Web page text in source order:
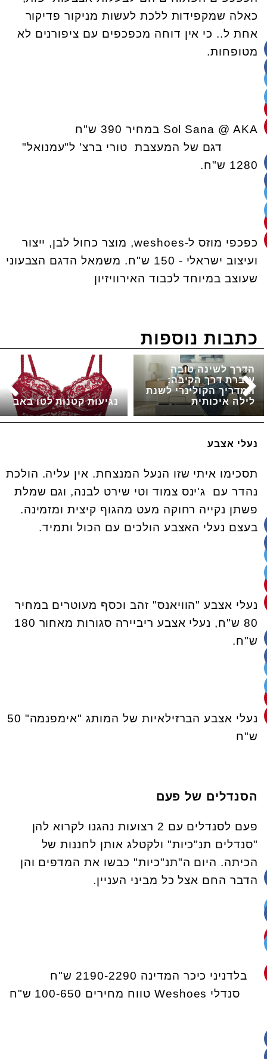
כאלה שמקפידות ללכת לעשות מניקור פדיקור
אחת ל.. כי אין דוחה מכפכפים עם ציפורנים לא
מטופחות.
Sol Sana @ AKA במחיר 390 ש"ח
דגם של המעצבת טורי ברצ' ל"עמנואל"
1280 ש"ח.
כפכפי מוזס ל-weshoes, מוצר כחול לבן, ייצור
ועיצוב ישראלי - 150 ש"ח. משמאל הדגם הצבעוני
שעוצב במיוחד לכבוד האירוויזיון
כתבות נוספות
נגיעות קטנות לטו באב
הדרך לשינה טובה
עוברת דרך הקיבה:
המדריך הקולינרי לשנת
לילה איכותית
נעלי אצבע
תסכימו איתי שזו הנעל המנצחת. אין עליה. הולכת
נהדר עם ג'ינס צמוד וטי שירט לבנה, וגם שמלת
פשתן נקייה רחוקה מעט מהגוף קיצית ומזמינה.
בעצם נעלי האצבע הולכים עם הכול ותמיד.
נעלי אצבע "הוויאנס" זהב וכסף מעוטרים במחיר
80 ש"ח, נעלי אצבע ריביירה סגורות מאחור 180
ש"ח.
נעלי אצבע הברזילאיות של המותג "אימפנמה" 50
ש"ח
הסנדלים של פעם
פעם לסנדלים עם 2 רצועות נהגנו לקרוא להן
"סנדלים תנ"כיות" ולקטלג אותן לחננות של
הכיתה. היום ה"תנ"כיות" כבשו את המדפים והן
הדבר החם אצל כל מביני העניין.
בלדניני כיכר המדינה 2190-2290 ש"ח
סנדלי Weshoes טווח מחירים 100-650 ש"ח